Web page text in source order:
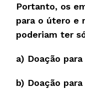
Portanto, os
para o útero e
poderiam ter
a) Doação
b) Doação